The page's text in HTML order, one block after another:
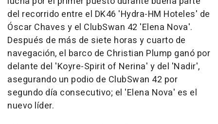
del recorrido entre el DK46 'Hydra-HM Hoteles' de
Óscar Chaves y el ClubSwan 42 'Elena Nova'.
Después de más de siete horas y cuarto de
navegación, el barco de Christian Plump ganó por
delante del 'Koyre-Spirit of Nerina' y del 'Nadir',
asegurando un podio de ClubSwan 42 por
segundo día consecutivo; el 'Elena Nova' es el
nuevo líder.